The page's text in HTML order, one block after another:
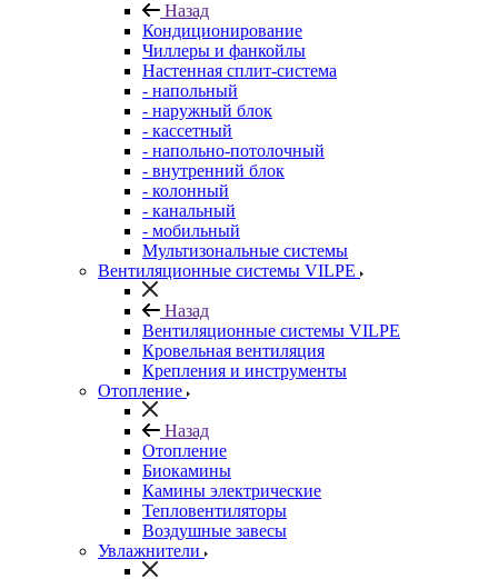
Назад
Кондиционирование
Чиллеры и фанкойлы
Настенная сплит-система
- напольный
- наружный блок
- кассетный
- напольно-потолочный
- внутренний блок
- колонный
- канальный
- мобильный
Мультизональные системы
Вентиляционные системы VILPE
Назад
Вентиляционные системы VILPE
Кровельная вентиляция
Крепления и инструменты
Отопление
Назад
Отопление
Биокамины
Камины электрические
Тепловентиляторы
Воздушные завесы
Увлажнители